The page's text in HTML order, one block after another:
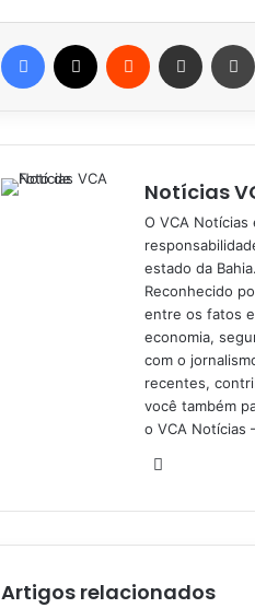
Facebook Reddit Compartilhar via e-mail
Notícias
O VCA
estado da
Reconhecido
entre os fatos
economia,
com o
recentes,
você também
o VCA Notícias
Artigos relacionados